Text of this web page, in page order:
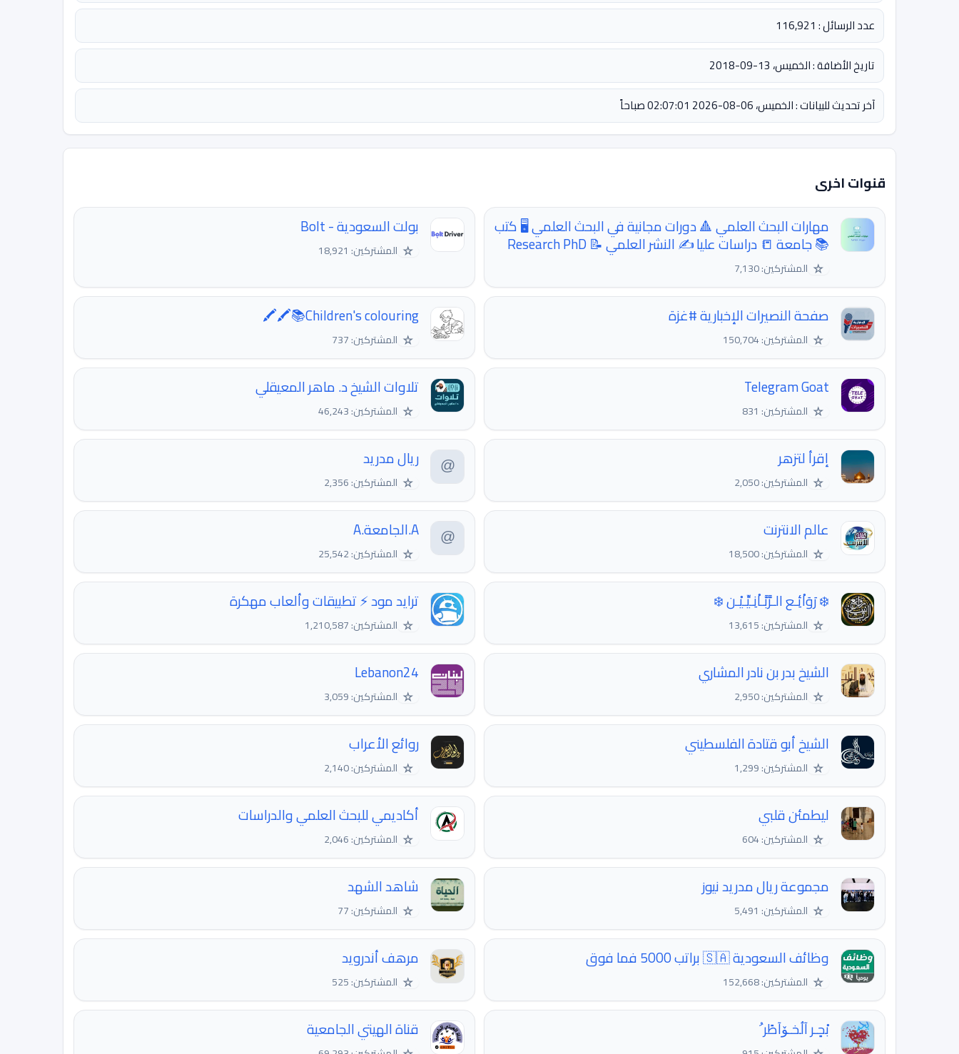
عدد الرسائل : 116,921
تاريخ الأضافة : الخميس، 13-09-2018
آخر تحديث للبيانات : الخميس، 06-08-2026 02:07:01 صباحاً
قنوات اخرى
مهارات البحث العلمي 🔺 دورات مجانية في البحث العلمي 🖥️ كتب
📚 جامعة 📒 دراسات عليا ✍️ النشر العلمي 📝 Research PhD
☆ المشتركين: 7,130
بولت السعودية - Bolt
☆ المشتركين: 18,921
صفحة النصيرات الإخبارية #غزة
☆ المشتركين: 150,704
Children's colouring📚🖍️🖍️
☆ المشتركين: 737
Telegram Goat
☆ المشتركين: 831
تلاوات الشيخ د. ماهر المعيقلي
☆ المشتركين: 46,243
إقرأ لتزهر
☆ المشتركين: 2,050
ريال مدريد
☆ المشتركين: 2,356
عالم الانترنت
☆ المشتركين: 18,500
A.الجامعة.A
☆ المشتركين: 25,542
❄️ رَوَاْئِـع الـرَّبَّـاْنِـيِّـيْـن ❄️
☆ المشتركين: 13,615
ترايد مود ⚡️ تطبيقات وألعاب مهكرة
☆ المشتركين: 1,210,587
الشيخ بدر بن نادر المشاري
☆ المشتركين: 2,950
‎Lebanon24
☆ المشتركين: 3,059
الشيخ أبو قتادة الفلسطيني
☆ المشتركين: 1,299
روائع الأعراب
☆ المشتركين: 2,140
ليطمئن قلبي
☆ المشتركين: 604
أكاديمي للبحث العلمي والدراسات
☆ المشتركين: 2,046
مجموعة ريال مدريد نيوز
☆ المشتركين: 5,491
شاهد الشهد
☆ المشتركين: 77
وظائف السعودية 🇸🇦 براتب 5000 فما فوق
☆ المشتركين: 152,668
مرهف أندرويد
☆ المشتركين: 525
بْحٍـر آلُخـۆآطًر ُ قناة الهيتي الجامعية